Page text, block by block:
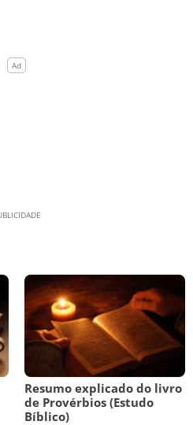
Resumo explicado do livro
de Provérbios (Estudo
Bíblico)